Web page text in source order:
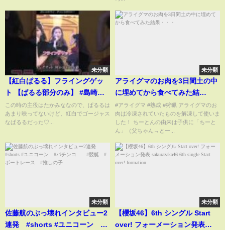
未分類
【紅白ぱるる】フライングゲッ
ト 【ぱるる部分のみ】 #島崎遥
香 #ぱるる #AKB48 #高橋みなみ
#前田敦子 #宮脇咲良 #指原莉乃
#渡辺麻友 #小嶋陽菜 #Shorts
この時の主役はたかみななので、ぱるるは
あまり映ってないけど、紅白でゴージャス
なぱるるだった♡...
未分類
アライグマのお肉を3日間土の中
に埋めてから食べてみた結
果・・・
#アライグマ #熟成 #狩猟 アライグマのお
肉は冷凍されていたものを解凍して使いま
した！ ちーとんの由来は子供に「ちーと
ん」（父ちゃん→とー...
未分類
佐藤航のぶっ壊れインタビュー2
連発 #shorts #ユニコーン #
未分類
【櫻坂46】6th シングル Start
over! フォーメーション発表